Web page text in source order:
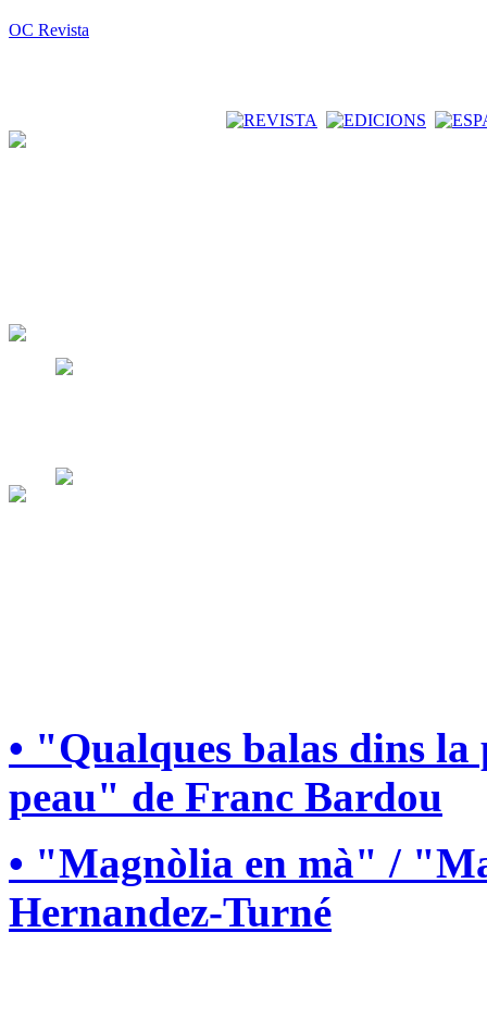
OC Revista
• "Qualques balas dins
peau" de Franc Bardou
• "Magnòlia en mà" /
Hernandez-Turné